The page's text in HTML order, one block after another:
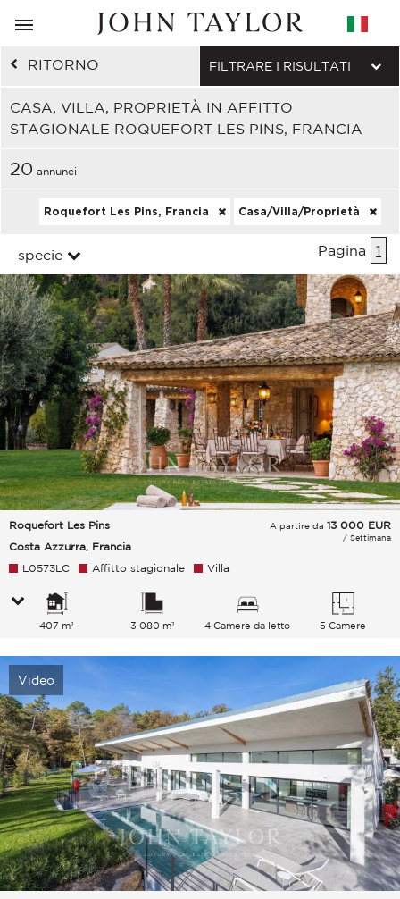
RITORNO
CASA, VILLA, PROPRIETÀ IN AFFITTO
STAGIONALE ROQUEFORT LES PINS, FRANCIA
FILTRARE I RISULTATI
20 annunci
Roquefort Les Pins, Francia Casa/Villa/Proprietà
specie Pagina 1
Roquefort Les Pins
Costa Azzurra, Francia
A partire da 13 000 EUR
/ Settimana
L0573LC Affitto stagionale Villa
407 m² 3 080 m² 4 Camere da letto 5 Camere
Video